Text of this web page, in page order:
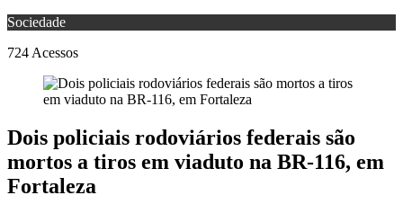
Sociedade
724 Acessos
Dois policiais rodoviários federais são
mortos a tiros em viaduto na BR-116, em
Fortaleza